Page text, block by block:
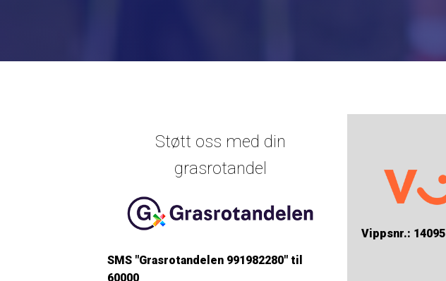
Støtt oss med din
grasrotandel
SMS "Grasrotandelen 991982280" til
60000
Vippsnr.: 14095